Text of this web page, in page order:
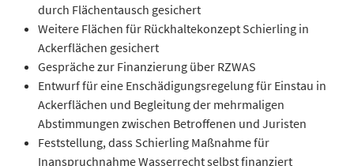
durch Flächentausch gesichert
Weitere Flächen für Rückhaltekonzept Schierling in
Ackerflächen gesichert
Gespräche zur Finanzierung über RZWAS
Entwurf für eine Enschädigungsregelung für Einstau in
Ackerflächen und Begleitung der mehrmaligen
Abstimmungen zwischen Betroffenen und Juristen
Feststellung, dass Schierling Maßnahme für
Inanspruchnahme Wasserrecht selbst finanziert